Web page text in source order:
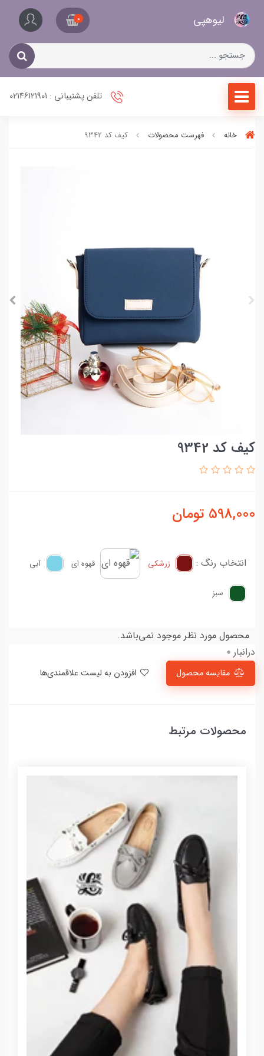
لیو‌هپی 0
تلفن پشتیبانی : 02146121901
خانه فهرست محصولات کیف کد 9342
کیف کد 9342
598,000 تومان
انتخاب رنگ : زرشکی قهوه ای آبی
سبز
محصول مورد نظر موجود نمی‌باشد.
درانبار 0
مقایسه محصول
محصولات مرتبط